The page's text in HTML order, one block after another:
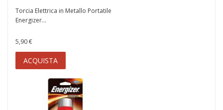
Torcia Elettrica in Metallo Portatile
Energizer...
5,90 €
ACQUISTA